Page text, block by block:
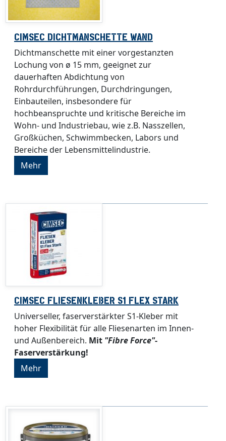
CIMSEC DICHTMANSCHETTE WAND
Dichtmanschette mit einer vorgestanzten
Lochung von ø 15 mm, geeignet zur
dauerhaften Abdichtung von
Rohrdurchführungen, Durchdringungen,
Einbauteilen, insbesondere für
hochbeanspruchte und kritische Bereiche im
Wohn- und Industriebau, wie z.B. Nasszellen,
Großküchen, Schwimmbecken, Labors und
Bereiche der Lebensmittelindustrie.
Mehr
CIMSEC FLIESENKLEBER S1 FLEX STARK
Universeller, faserverstärkter S1-Kleber mit
hoher Flexibilität für alle Fliesenarten im Innen-
und Außenbereich. Mit "Fibre Force"-
Faserverstärkung!
Mehr